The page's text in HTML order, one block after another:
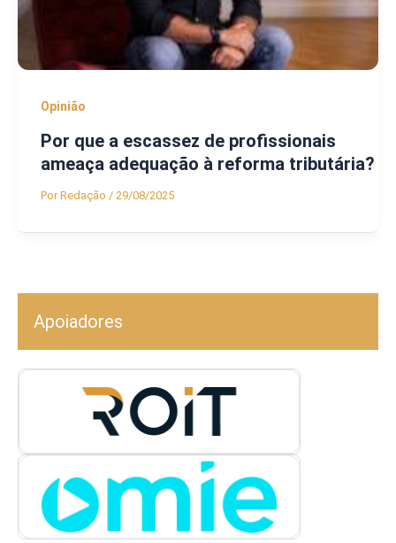
Opinião
Por que a escassez de profissionais
ameaça adequação à reforma tributária?
PorRedação / 29/08/2025
Apoiadores